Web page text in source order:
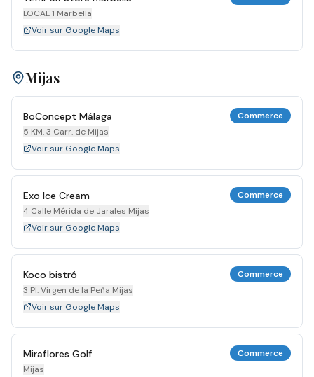
LOCAL 1 Marbella
Voir sur Google Maps
Mijas
BoConcept Málaga
5 KM. 3 Carr. de Mijas
Commerce
Voir sur Google Maps
Exo Ice Cream
4 Calle Mérida de Jarales Mijas
Commerce
Voir sur Google Maps
Koco bistró
3 Pl. Virgen de la Peña Mijas
Commerce
Voir sur Google Maps
Miraflores Golf
Mijas
Commerce